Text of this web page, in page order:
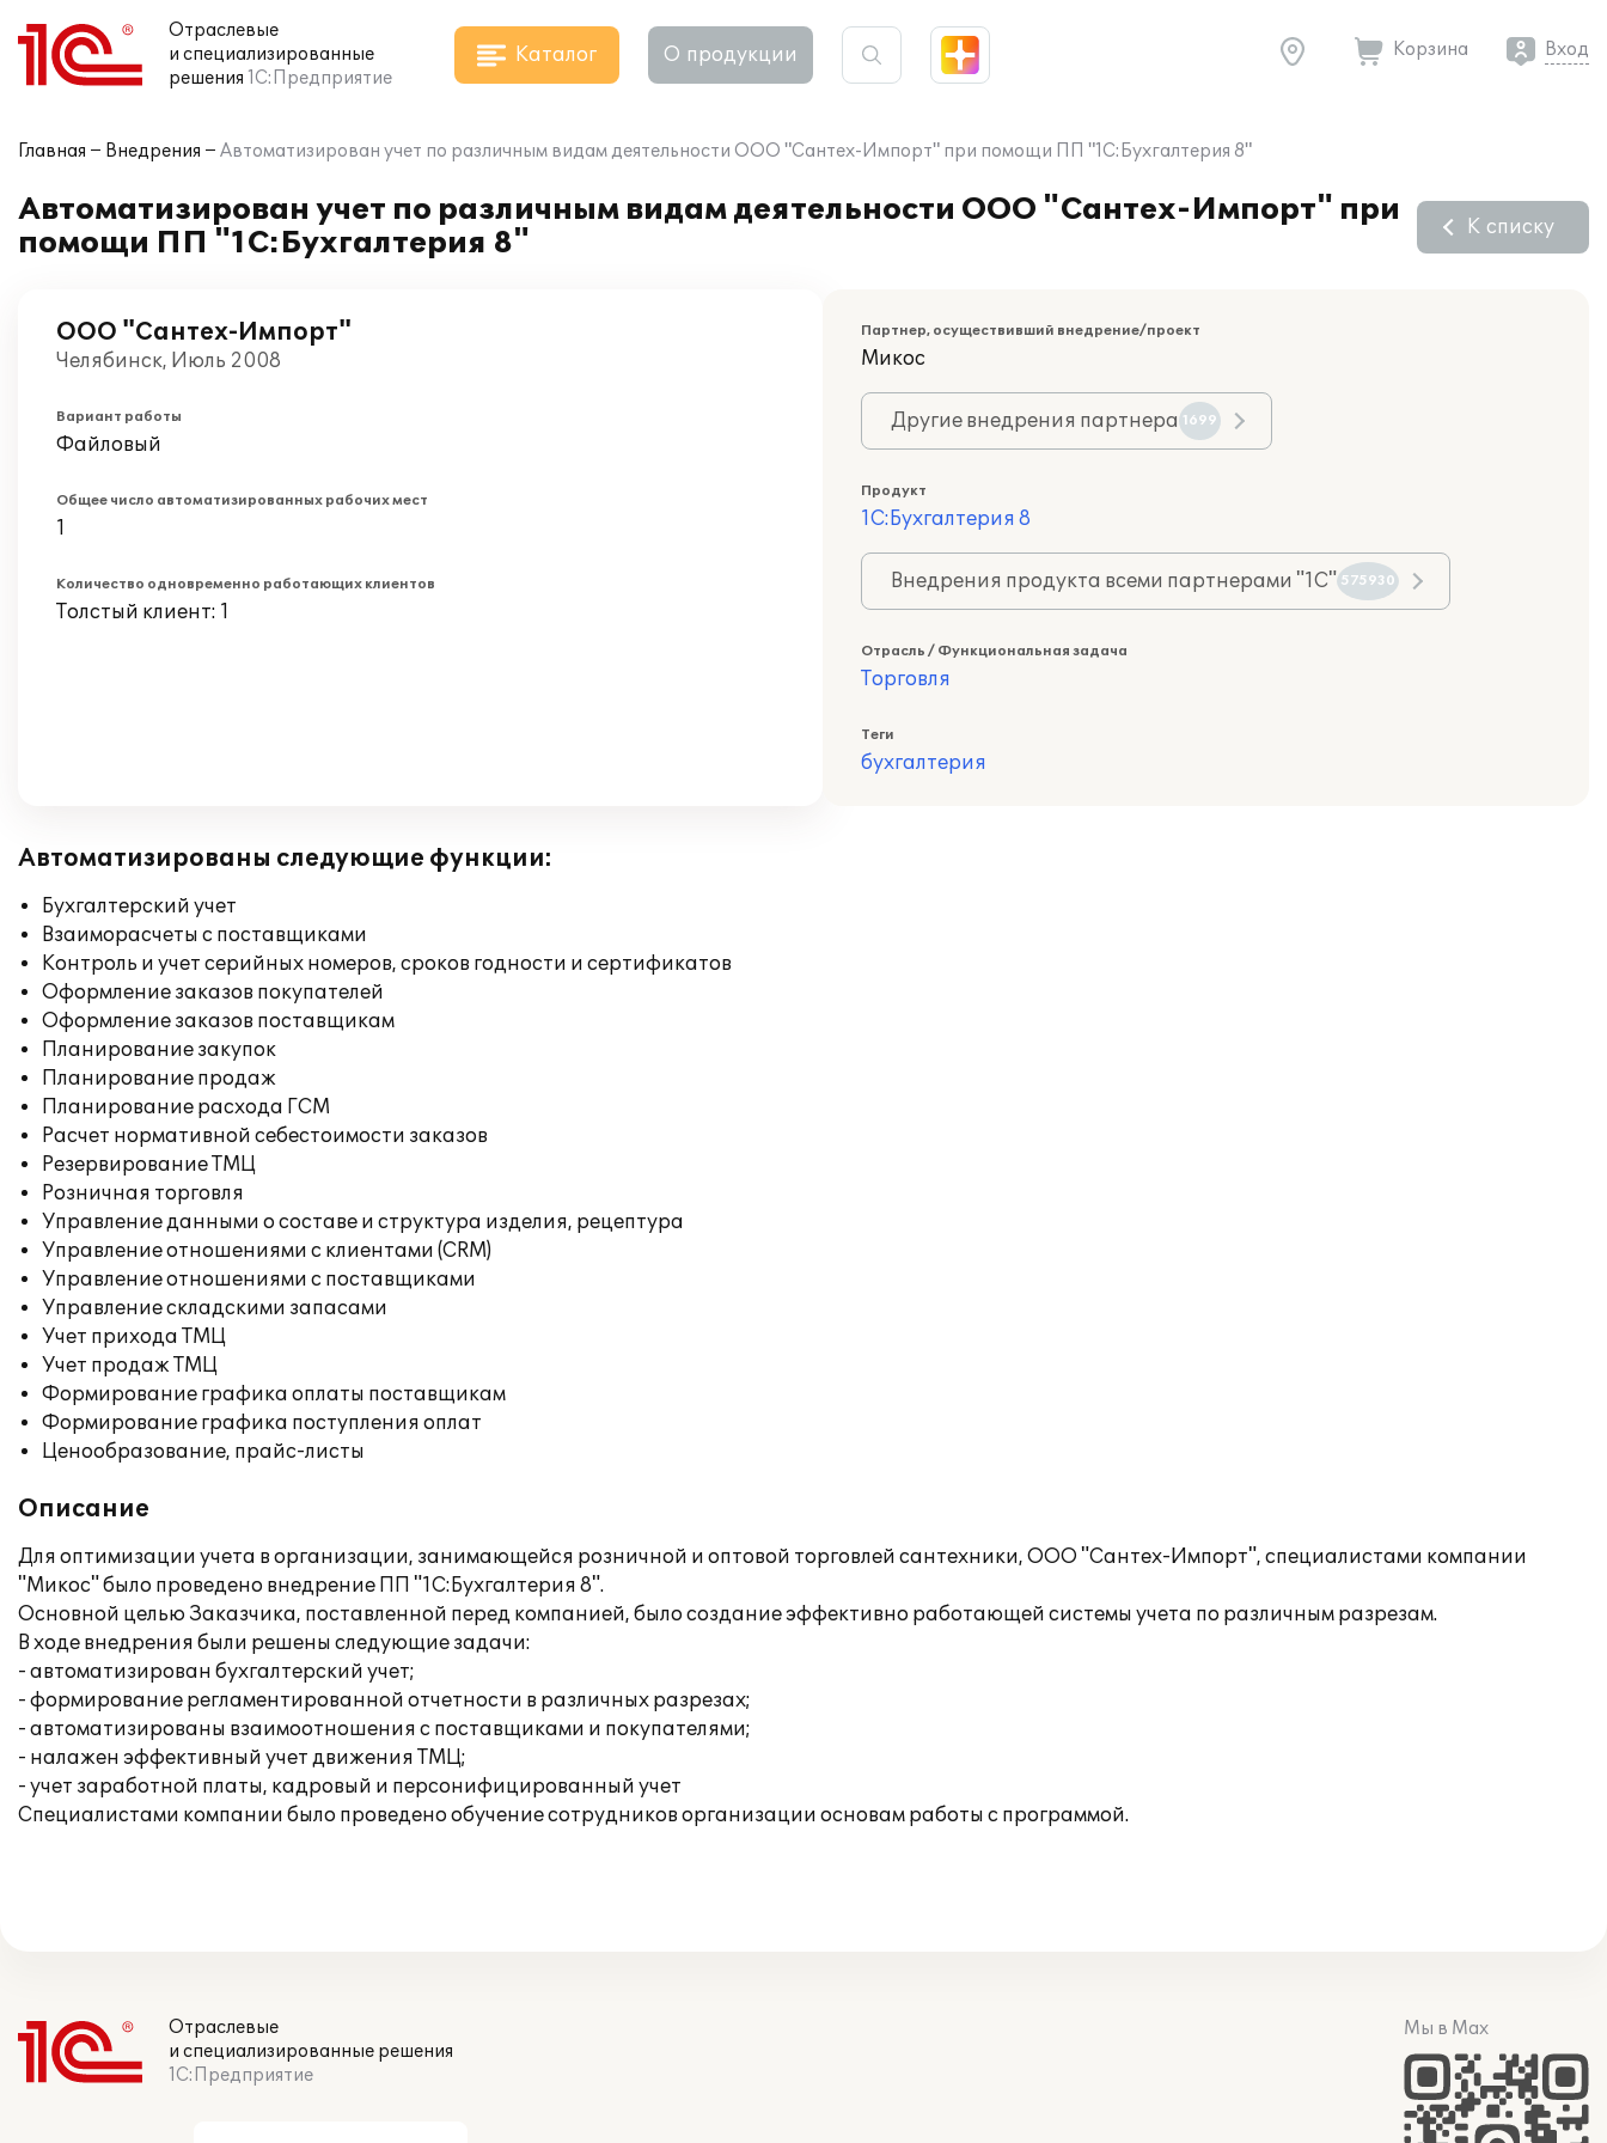
Отраслевые
и специализированные
решения 1С:Предприятие
Каталог О продукции Корзина Вход
Главная Внедрения Автоматизирован учет по различным видам деятельности ООО "Сантех-Импорт" при помощи ПП "1С:Бухгалтерия 8"
Автоматизирован учет по различным видам деятельности ООО "Сантех-Импорт" при
помощи ПП "1С:Бухгалтерия 8"
К списку
ООО "Сантех-Импорт"
Челябинск, Июль 2008
Вариант работы
Файловый
Общее число автоматизированных рабочих мест
1
Количество одновременно работающих клиентов
Толстый клиент: 1
Партнер, осуществивший внедрение/проект
Микос
Другие внедрения партнера 1699
Продукт
1С:Бухгалтерия 8
Внедрения продукта всеми партнерами "1С" 575930
Отрасль / Функциональная задача
Торговля
Теги
бухгалтерия
Автоматизированы следующие функции:
Бухгалтерский учет
Взаиморасчеты с поставщиками
Контроль и учет серийных номеров, сроков годности и сертификатов
Оформление заказов покупателей
Оформление заказов поставщикам
Планирование закупок
Планирование продаж
Планирование расхода ГСМ
Расчет нормативной себестоимости заказов
Резервирование ТМЦ
Розничная торговля
Управление данными о составе и структура изделия, рецептура
Управление отношениями с клиентами (CRM)
Управление отношениями с поставщиками
Управление складскими запасами
Учет прихода ТМЦ
Учет продаж ТМЦ
Формирование графика оплаты поставщикам
Формирование графика поступления оплат
Ценообразование, прайс-листы
Описание
Для оптимизации учета в организации, занимающейся розничной и оптовой торговлей сантехники, ООО "Сантех-Импорт", специалистами компании
"Микос" было проведено внедрение ПП "1С:Бухгалтерия 8".
Основной целью Заказчика, поставленной перед компанией, было создание эффективно работающей системы учета по различным разрезам.
В ходе внедрения были решены следующие задачи:
- автоматизирован бухгалтерский учет;
- формирование регламентированной отчетности в различных разрезах;
- автоматизированы взаимоотношения с поставщиками и покупателями;
- налажен эффективный учет движения ТМЦ;
- учет заработной платы, кадровый и персонифицированный учет
Специалистами компании было проведено обучение сотрудников организации основам работы с программой.
Отраслевые
и специализированные решения
1С:Предприятие
Мы в Max